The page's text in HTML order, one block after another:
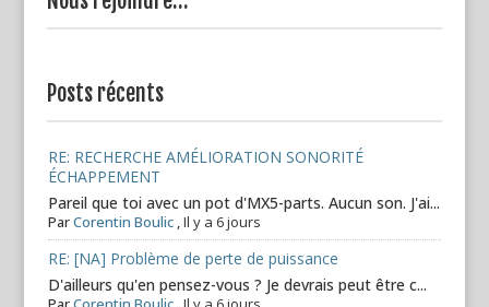
Posts récents
RE: RECHERCHE AMÉLIORATION SONORITÉ
ÉCHAPPEMENT
Pareil que toi avec un pot d'MX5-parts. Aucun son. J'ai...
ParCorentin Boulic,Il y a 6 jours
RE: [NA] Problème de perte de puissance
D'ailleurs qu'en pensez-vous ? Je devrais peut être c...